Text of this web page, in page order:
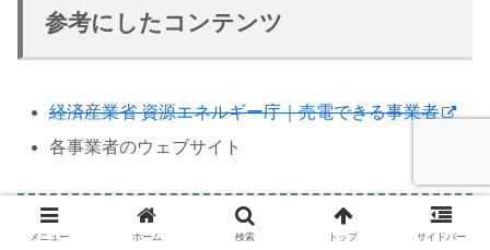
参考にしたコンテンツ
経済産業省 資源エネルギー庁｜売電できる事業者
各事業者のウェブサイト
※ 太陽光発電の買取業者ランキング(北海道版) の章
メニュー ホーム 検索 トップ サイドバー